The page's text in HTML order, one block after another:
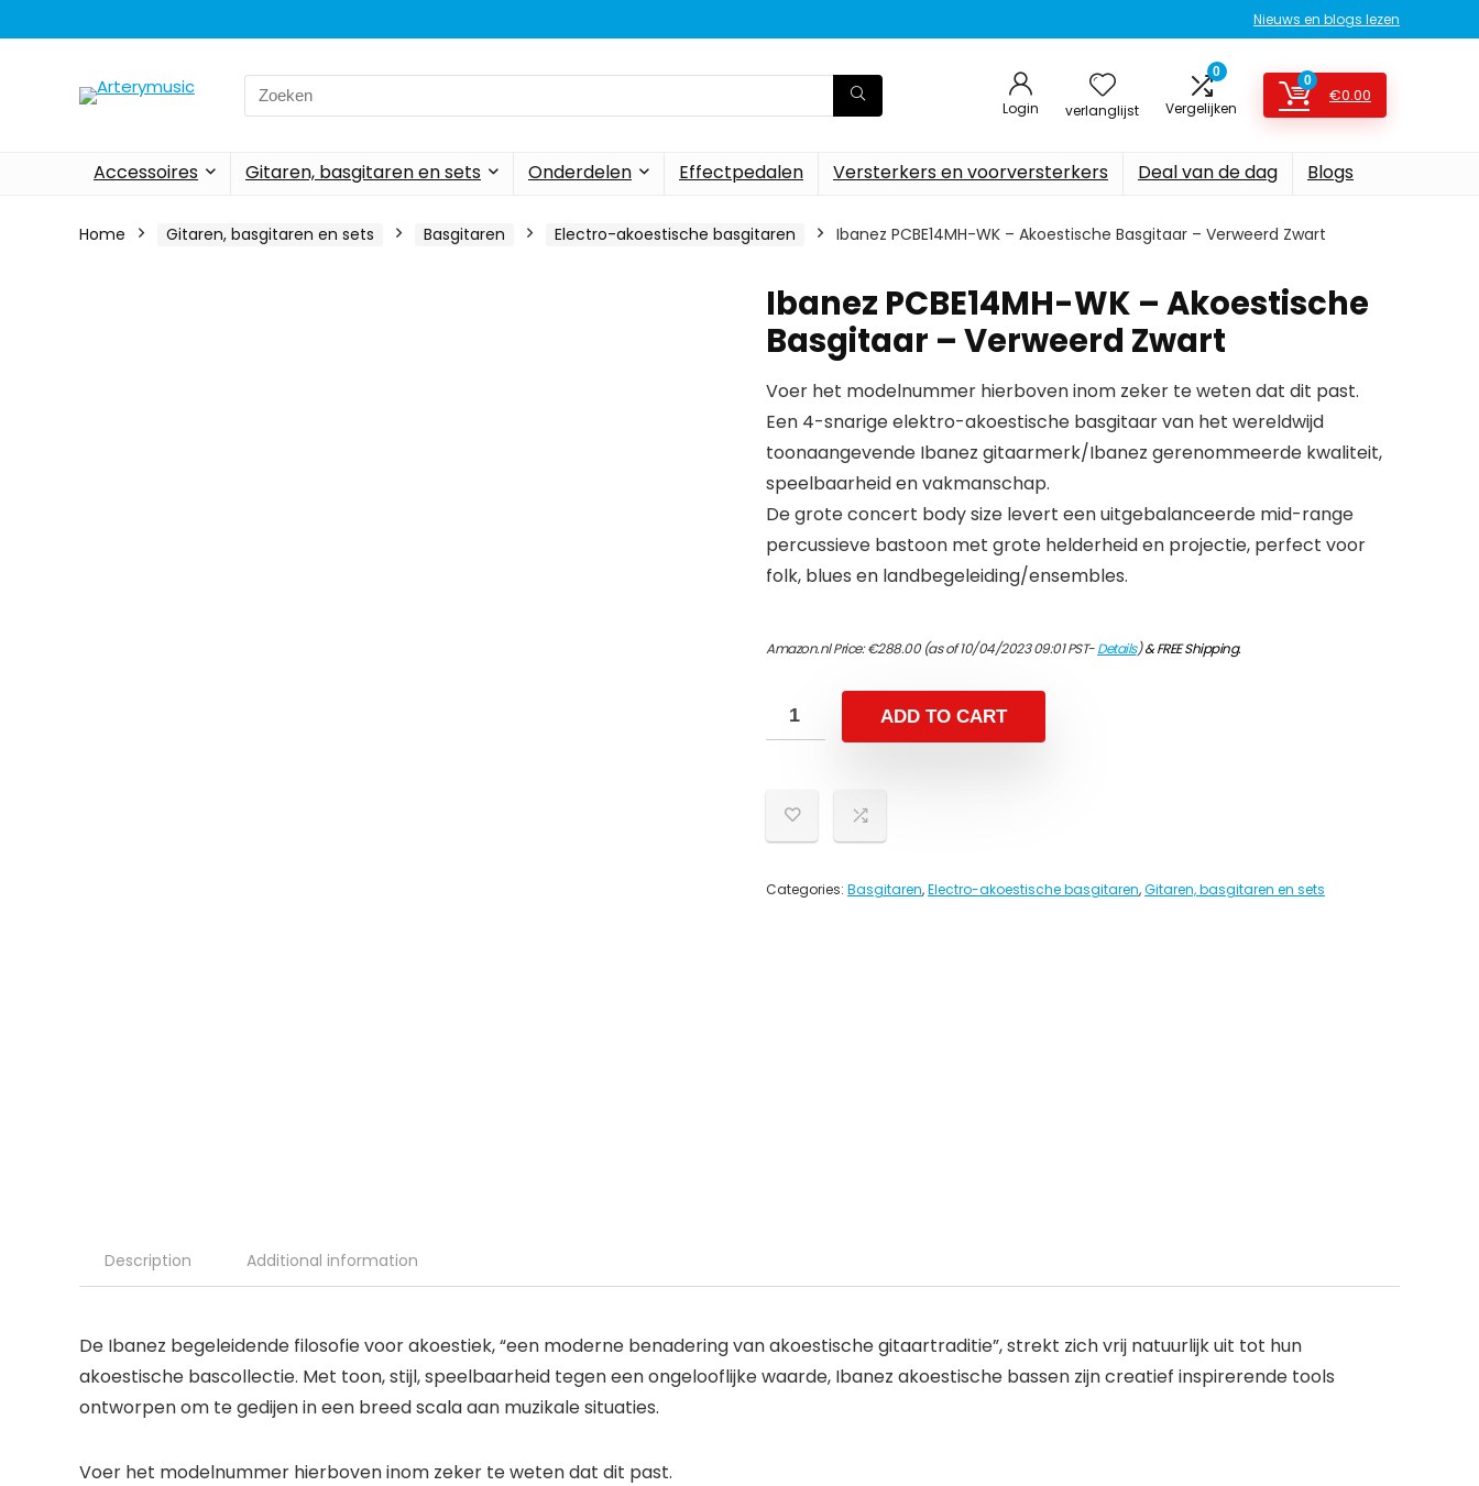
Nieuws en blogs lezen
Search
for:
Login verlanglijst
0
Vergelijken
0
€0.00
Accessoires Gitaren, basgitaren en sets Onderdelen Effectpedalen Versterkers en voorversterkers Deal van de dag Blogs
Home Gitaren, basgitaren en sets Basgitaren Electro-akoestische basgitaren Ibanez PCBE14MH-WK – Akoestische Basgitaar – Verweerd Zwart
Ibanez PCBE14MH-WK – Akoestische
Basgitaar – Verweerd Zwart
Voer het modelnummer hierboven inom zeker te weten dat dit past.
Een 4-snarige elektro-akoestische basgitaar van het wereldwijd
toonaangevende Ibanez gitaarmerk/Ibanez gerenommeerde kwaliteit,
speelbaarheid en vakmanschap.
De grote concert body size levert een uitgebalanceerde mid-range
percussieve bastoon met grote helderheid en projectie, perfect voor
folk, blues en landbegeleiding/ensembles.
Amazon.nl Price:€288.00(as of 10/04/2023 09:01 PST-Details)&FREE Shipping.
ADD TO CART
Categories: Basgitaren,Electro-akoestische basgitaren,Gitaren, basgitaren en sets
Description Additional information
De Ibanez begeleidende filosofie voor akoestiek, “een moderne benadering van akoestische gitaartraditie”, strekt zich vrij natuurlijk uit tot hun
akoestische bascollectie. Met toon, stijl, speelbaarheid tegen een ongelooflijke waarde, Ibanez akoestische bassen zijn creatief inspirerende tools
ontworpen om te gedijen in een breed scala aan muzikale situaties.
Voer het modelnummer hierboven inom zeker te weten dat dit past.